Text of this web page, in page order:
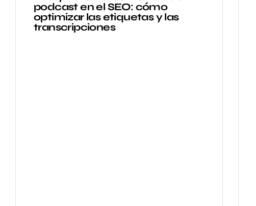
podcast en el SEO: cómo
optimizar las etiquetas y las
transcripciones